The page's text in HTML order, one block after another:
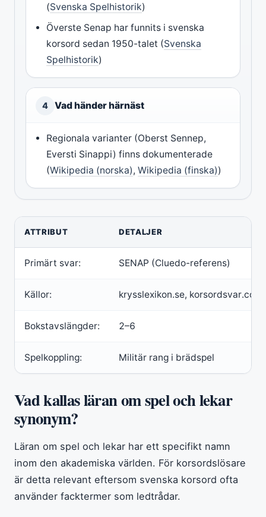
(Svenska Spelhistorik)
Överste Senap har funnits i svenska
korsord sedan 1950-talet (Svenska
Spelhistorik)
4 Vad händer härnäst
Regionala varianter (Oberst Sennep,
Eversti Sinappi) finns dokumenterade
(Wikipedia (norska),Wikipedia (finska))
ATTRIBUT DETALJER
Primärt svar: SENAP (Cluedo-referens)
Källor: krysslexikon.se, korsordsvar.com
Bokstavslängder: 2–6
Spelkoppling: Militär rang i brädspel
Vad kallas läran om spel och lekar
synonym?
Läran om spel och lekar har ett specifikt namn
inom den akademiska världen. För korsordslösare
är detta relevant eftersom svenska korsord ofta
använder facktermer som ledtrådar.